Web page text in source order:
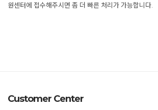
원센터에 접수해주시면 좀 더 빠른 처리가 가능합니다.
Customer Center